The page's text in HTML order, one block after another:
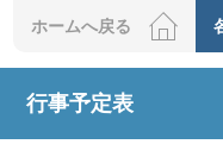
ホームへ戻る
行事予定表